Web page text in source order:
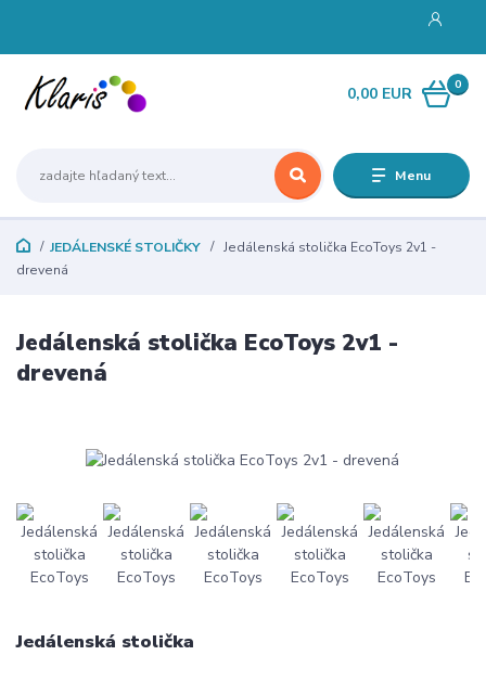
Menu
0
0,00 EUR
JEDÁLENSKÉ STOLIČKY
Jedálenská stolička EcoToys 2v1 -
drevená
Jedálenská stolička EcoToys 2v1 -
drevená
Jedálenská stolička